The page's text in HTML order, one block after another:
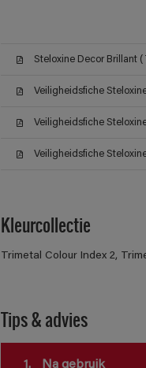
Steloxine Decor Brillant
Veiligheidsfiche
Veiligheidsfiche
Veiligheidsfiche
Kleurcollectie
Trimetal Colour Index 2,
Tips & advies
1. Na gebruik